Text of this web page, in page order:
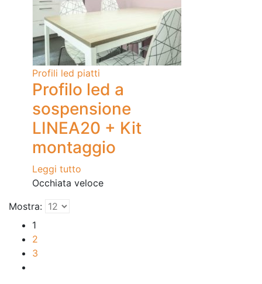
Profili led piatti
Profilo led a
sospensione
LINEA20 + Kit
montaggio
Leggi tutto
Occhiata veloce
Mostra:
1
2
3